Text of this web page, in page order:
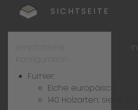
SICHTSEITE
empfohlene
Konfiguration
Furnier:
Eiche europäisch
140 Holzarten: siehe